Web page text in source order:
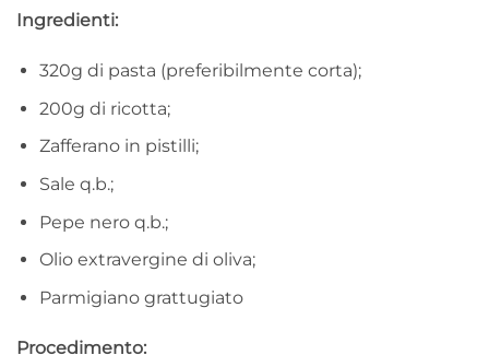
Ingredienti:
320g di pasta (preferibilmente corta);
200g di ricotta;
Zafferano in pistilli;
Sale q.b.;
Pepe nero q.b.;
Olio extravergine di oliva;
Parmigiano grattugiato
Procedimento: